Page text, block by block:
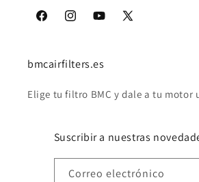
FacebookInstagramYouTube
X
bmcairfilters.es
Elige tu filtro BMC y dale a tu motor
Suscribir a nuestras
Correo electrónico